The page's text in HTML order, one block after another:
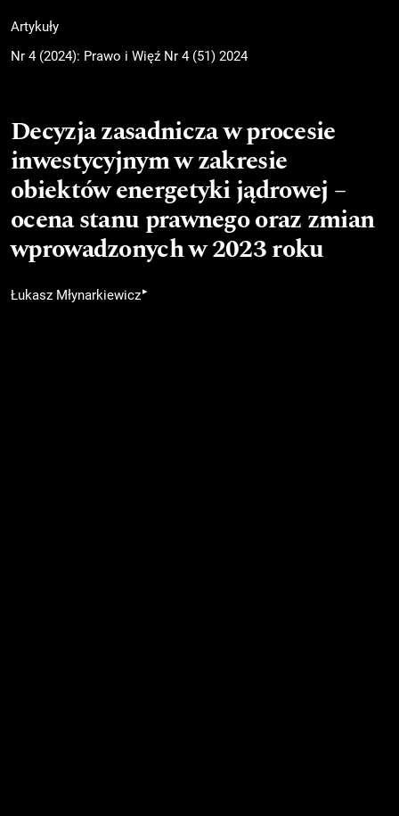
Artykuły
Nr 4 (2024): Prawo i Więź Nr 4 (51) 2024
Decyzja zasadnicza w procesie
inwestycyjnym w zakresie
obiektów energetyki jądrowej –
ocena stanu prawnego oraz zmian
wprowadzonych w 2023 roku
Łukasz Młynarkiewicz▸